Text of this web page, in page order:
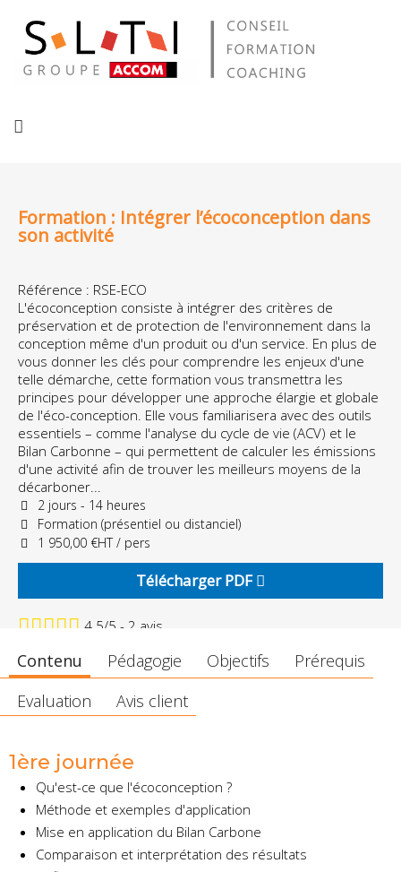
Formation : Intégrer l’écoconception dans
son activité
Référence : RSE-ECO
L'écoconception consiste à intégrer des critères de
préservation et de protection de l'environnement dans la
conception même d'un produit ou d'un service. En plus de
vous donner les clés pour comprendre les enjeux d'une
telle démarche, cette formation vous transmettra les
principes pour développer une approche élargie et globale
de l'éco-conception. Elle vous familiarisera avec des outils
essentiels – comme l'analyse du cycle de vie (ACV) et le
Bilan Carbonne – qui permettent de calculer les émissions
d'une activité afin de trouver les meilleurs moyens de la
décarboner...
2 jours - 14 heures
Formation (présentiel ou distanciel)
1 950,00 €HT / pers
Télécharger PDF
4.5/5 - 2 avis
Contenu Pédagogie Objectifs
Prérequis
Evaluation
Avis client
1ère journée
Qu'est-ce que l'écoconception ?
Méthode et exemples d'application
Mise en application du Bilan Carbone
Comparaison et interprétation des résultats